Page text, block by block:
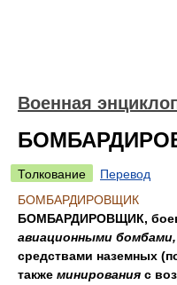
Военная
Толкование
Перевод
БОМБАРДИРОВЩИК
БОМБАРДИРОВЩИК,
авиационными
средствами наземных
также минирования с